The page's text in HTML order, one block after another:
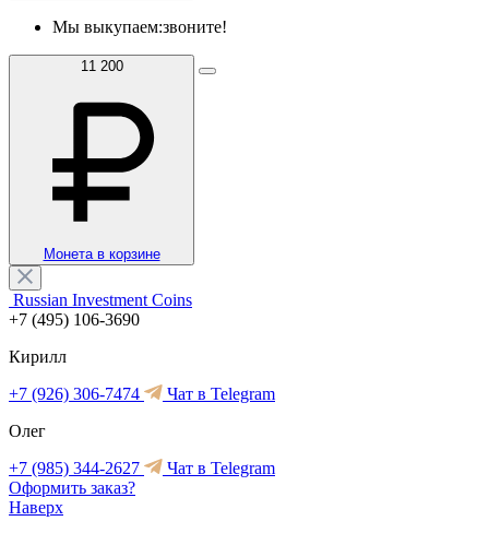
Мы выкупаем:звоните!
11 200
Монета в корзине
Russian Investment Coins
+7 (495) 106-3690
Кирилл
+7 (926) 306-7474
Чат в Telegram
Олег
+7 (985) 344-2627
Чат в Telegram
Оформить заказ?
Наверх